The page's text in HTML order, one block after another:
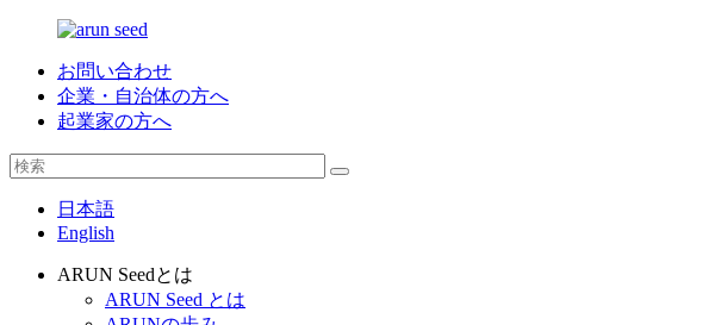
お問い合わせ
企業・自治体の方へ
起業家の方へ
日本語
English
ARUN Seedとは
ARUN Seed とは